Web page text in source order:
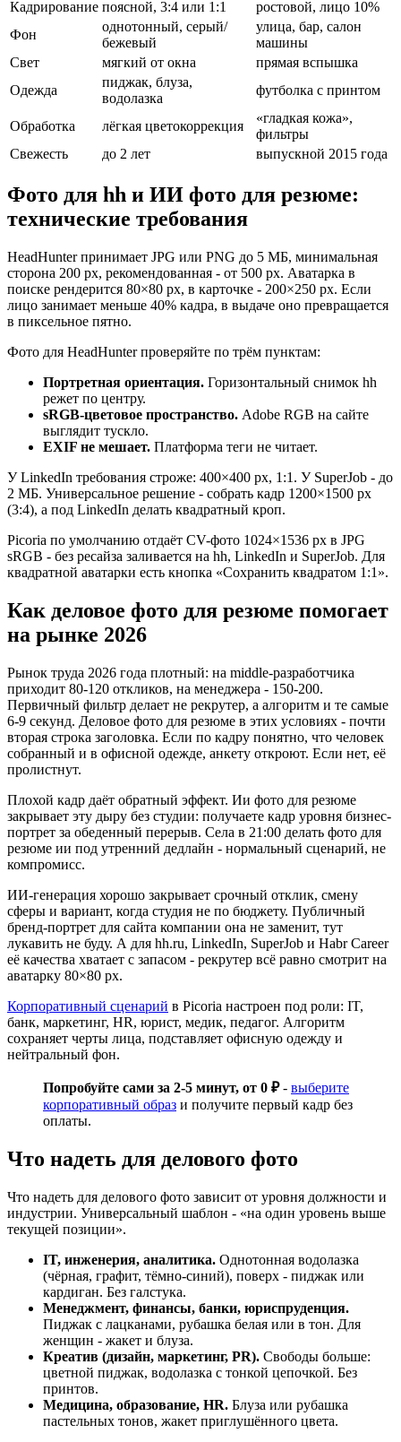
Кадрирование поясной, 3:4 или 1:1
ростовой, лицо 10%
Фон
однотонный, серый/
бежевый
улица, бар, салон
машины
Свет
мягкий от окна
прямая вспышка
Одежда
пиджак, блуза,
водолазка
футболка с принтом
Обработка лёгкая цветокоррекция
«гладкая кожа»,
фильтры
Свежесть
до 2 лет выпускной 2015 года
Фото для hh и ИИ фото для резюме:
технические требования
HeadHunter принимает JPG или PNG до 5 МБ, минимальная
сторона 200 px, рекомендованная - от 500 px. Аватарка в
поиске рендерится 80×80 px, в карточке - 200×250 px. Если
лицо занимает меньше 40% кадра, в выдаче оно превращается
в пиксельное пятно.
Фото для HeadHunter проверяйте по трём пунктам:
Портретная ориентация. Горизонтальный снимок hh
режет по центру.
sRGB-цветовое пространство. Adobe RGB на сайте
выглядит тускло.
EXIF не мешает. Платформа теги не читает.
У LinkedIn требования строже: 400×400 px, 1:1. У SuperJob - до
2 МБ. Универсальное решение - собрать кадр 1200×1500 px
(3:4), а под LinkedIn делать квадратный кроп.
Picoria по умолчанию отдаёт CV-фото 1024×1536 px в JPG
sRGB - без ресайза заливается на hh, LinkedIn и SuperJob. Для
квадратной аватарки есть кнопка «Сохранить квадратом 1:1».
Как деловое фото для резюме помогает
на рынке 2026
Рынок труда 2026 года плотный: на middle-разработчика
приходит 80-120 откликов, на менеджера - 150-200.
Первичный фильтр делает не рекрутер, а алгоритм и те самые
6-9 секунд. Деловое фото для резюме в этих условиях - почти
вторая строка заголовка. Если по кадру понятно, что человек
собранный и в офисной одежде, анкету откроют. Если нет, её
пролистнут.
Плохой кадр даёт обратный эффект. Ии фото для резюме
закрывает эту дыру без студии: получаете кадр уровня бизнес-
портрет за обеденный перерыв. Села в 21:00 делать фото для
резюме ии под утренний дедлайн - нормальный сценарий, не
компромисс.
ИИ-генерация хорошо закрывает срочный отклик, смену
сферы и вариант, когда студия не по бюджету. Публичный
бренд-портрет для сайта компании она не заменит, тут
лукавить не буду. А для hh.ru, LinkedIn, SuperJob и Habr Career
её качества хватает с запасом - рекрутер всё равно смотрит на
аватарку 80×80 px.
Корпоративный сценарий в Picoria настроен под роли: IT,
банк, маркетинг, HR, юрист, медик, педагог. Алгоритм
сохраняет черты лица, подставляет офисную одежду и
нейтральный фон.
Попробуйте сами за 2-5 минут, от 0 ₽- выберите
корпоративный образ и получите первый кадр без
оплаты.
Что надеть для делового фото
Что надеть для делового фото зависит от уровня должности и
индустрии. Универсальный шаблон - «на один уровень выше
текущей позиции».
IT, инженерия, аналитика. Однотонная водолазка
(чёрная, графит, тёмно-синий), поверх - пиджак или
кардиган. Без галстука.
Менеджмент, финансы, банки, юриспруденция.
Пиджак с лацканами, рубашка белая или в тон. Для
женщин - жакет и блуза.
Креатив (дизайн, маркетинг, PR). Свободы больше:
цветной пиджак, водолазка с тонкой цепочкой. Без
принтов.
Медицина, образование, HR. Блуза или рубашка
пастельных тонов, жакет приглушённого цвета.